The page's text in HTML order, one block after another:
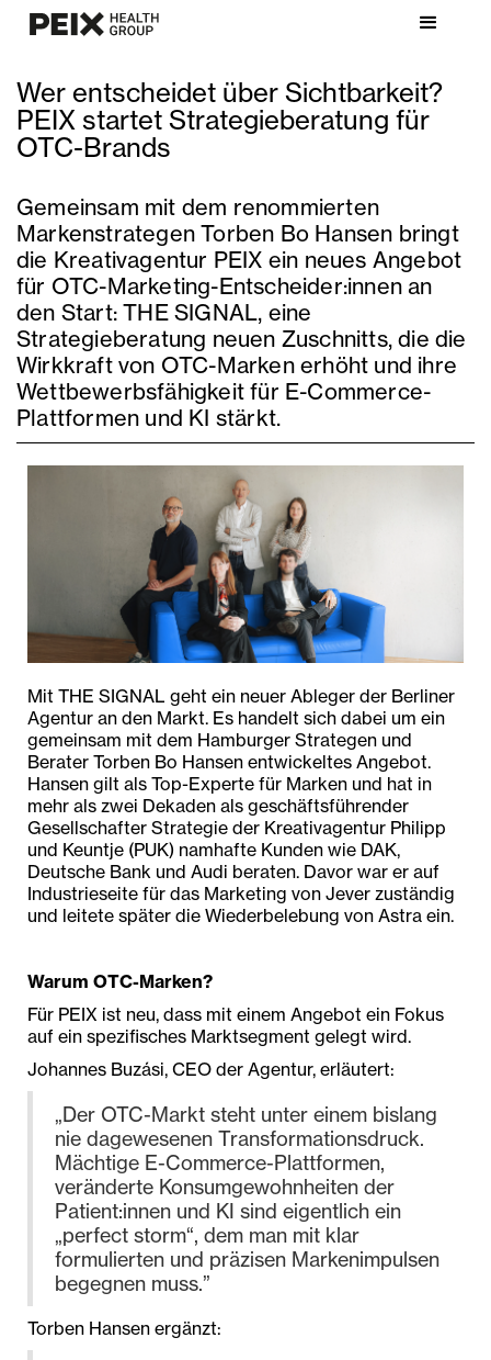
Wer entscheidet über Sichtbarkeit?
PEIX startet Strategieberatung für
OTC-Brands
Gemeinsam mit dem renommierten
Markenstrategen Torben Bo Hansen bringt
die Kreativagentur PEIX ein neues Angebot
für OTC-Marketing-Entscheider:innen an
den Start: THE SIGNAL, eine
Strategieberatung neuen Zuschnitts, die die
Wirkkraft von OTC-Marken erhöht und ihre
Wettbewerbsfähigkeit für E-Commerce-
Plattformen und KI stärkt.
Mit THE SIGNAL geht ein neuer Ableger der Berliner
Agentur an den Markt. Es handelt sich dabei um ein
gemeinsam mit dem Hamburger Strategen und
Berater Torben Bo Hansen entwickeltes Angebot.
Hansen gilt als Top-Experte für Marken und hat in
mehr als zwei Dekaden als geschäftsführender
Gesellschafter Strategie der Kreativagentur Philipp
und Keuntje (PUK) namhafte Kunden wie DAK,
Deutsche Bank und Audi beraten. Davor war er auf
Industrieseite für das Marketing von Jever zuständig
und leitete später die Wiederbelebung von Astra ein.
Warum OTC-Marken?
Für PEIX ist neu, dass mit einem Angebot ein Fokus
auf ein spezifisches Marktsegment gelegt wird.
Johannes Buzási, CEO der Agentur, erläutert:
„Der OTC-Markt steht unter einem bislang
nie dagewesenen Transformationsdruck.
Mächtige E-Commerce-Plattformen,
veränderte Konsumgewohnheiten der
Patient:innen und KI sind eigentlich ein
„perfect storm“, dem man mit klar
formulierten und präzisen Markenimpulsen
begegnen muss.”
Torben Hansen ergänzt: